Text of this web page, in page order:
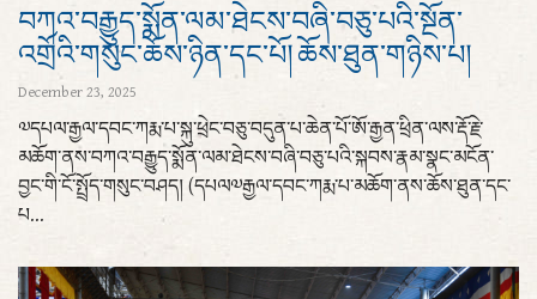
བཀའ་བརྒྱུད་སྨོན་ལམ་ཐེངས་བཞི་བཅུ་པའི་སྔོན་
འགྲོའི་གསུང་ཆོས་ཉིན་དང་པོ། ཆོས་ཐུན་གཉིས་པ།
December 23, 2025
༧དཔལ་རྒྱལ་དབང་ཀརྨ་པ་སྐུ་ཕྲེང་བཅུ་བདུན་པ་ཆེན་པོ་ཨོ་རྒྱན་ཕྲིན་ལས་རྡོ་རྗེ་
མཆོག་ནས་བཀའ་བརྒྱུད་སྨོན་ལམ་ཐེངས་བཞི་བཅུ་པའི་སྐབས་རྣམ་སྣང་མངོན་
བྱང་གི་ངོ་སྤྲོད་གསུང་བཤད། (དཔལ༧རྒྱལ་དབང་ཀརྨ་པ་མཆོག་ནས་ཆོས་ཐུན་དང་
པ...